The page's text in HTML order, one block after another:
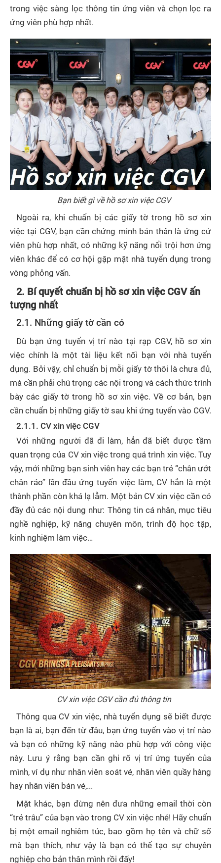
trong việc sàng lọc thông tin ứng viên và chọn lọc ra
ứng viên phù hợp nhất.
Bạn biết gì về hồ sơ xin việc CGV
Ngoài ra, khi chuẩn bị các giấy tờ trong hồ sơ xin
việc tại CGV, bạn cần chứng minh bản thân là ứng cử
viên phù hợp nhất, có những kỹ năng nổi trội hơn ứng
viên khác để có cơ hội gặp mặt nhà tuyển dụng trong
vòng phỏng vấn.
2. Bí quyết chuẩn bị hồ sơ xin việc CGV ấn
tượng nhất
2.1. Những giấy tờ cần có
Dù bạn ứng tuyển vị trí nào tại rạp CGV, hồ sơ xin
việc chính là một tài liệu kết nối bạn với nhà tuyển
dụng. Bởi vậy, chỉ chuẩn bị mỗi giấy tờ thôi là chưa đủ,
mà cần phải chú trọng các nội trong và cách thức trình
bày các giấy tờ trong hồ sơ xin việc. Về cơ bản, bạn
cần chuẩn bị những giấy tờ sau khi ứng tuyển vào CGV.
2.1.1. CV xin việc CGV
Với những người đã đi làm, hẳn đã biết được tầm
quan trọng của CV xin việc trong quá trình xin việc. Tuy
vậy, mới những bạn sinh viên hay các bạn trẻ “chân ướt
chân ráo” lần đầu ứng tuyển việc làm, CV hẳn là một
thành phần còn khá lạ lẫm. Một bản CV xin việc cần có
đầy đủ các nội dung như: Thông tin cá nhân, mục tiêu
nghề nghiệp, kỹ năng chuyên môn, trình độ học tập,
kinh nghiệm làm việc…
CV xin việc CGV cần đủ thông tin
Thông qua CV xin việc, nhà tuyển dụng sẽ biết được
bạn là ai, bạn đến từ đâu, bạn ứng tuyển vào vị trí nào
và bạn có những kỹ năng nào phù hợp với công việc
này. Lưu ý rằng bạn cần ghi rõ vị trí ứng tuyển của
mình, ví dụ như nhân viên soát vé, nhân viên quầy hàng
hay nhân viên bán vé,...
Mặt khác, bạn đừng nên đưa những email thời còn
“trẻ trâu” của bạn vào trong CV xin việc nhé! Hãy chuẩn
bị một email nghiêm túc, bao gồm họ tên và chữ số
mà bạn thích, như vậy là bạn có thể tạo sự chuyên
nghiệp cho bản thân mình rồi đấy!